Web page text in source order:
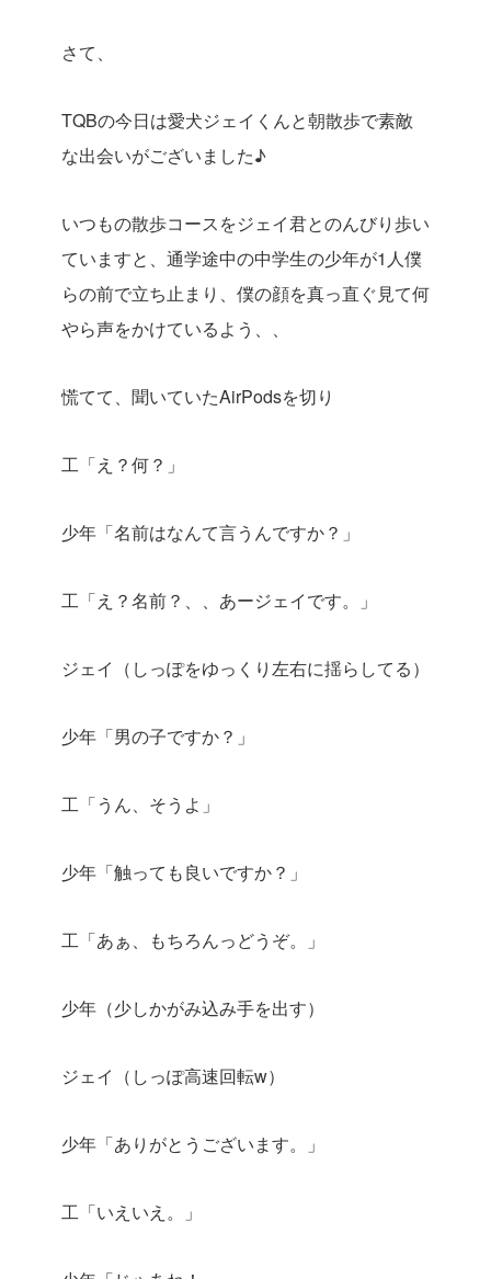
さて、
TQBの今日は愛犬ジェイくんと朝散歩で素敵
な出会いがございました♪
いつもの散歩コースをジェイ君とのんびり歩い
ていますと、通学途中の中学生の少年が1人僕
らの前で立ち止まり、僕の顔を真っ直ぐ見て何
やら声をかけているよう、、
慌てて、聞いていたAirPodsを切り
工「え？何？」
少年「名前はなんて言うんですか？」
工「え？名前？、、あージェイです。」
ジェイ（しっぽをゆっくり左右に揺らしてる）
少年「男の子ですか？」
工「うん、そうよ」
少年「触っても良いですか？」
工「あぁ、もちろんっどうぞ。」
少年（少しかがみ込み手を出す）
ジェイ（しっぽ高速回転w）
少年「ありがとうございます。」
工「いえいえ。」